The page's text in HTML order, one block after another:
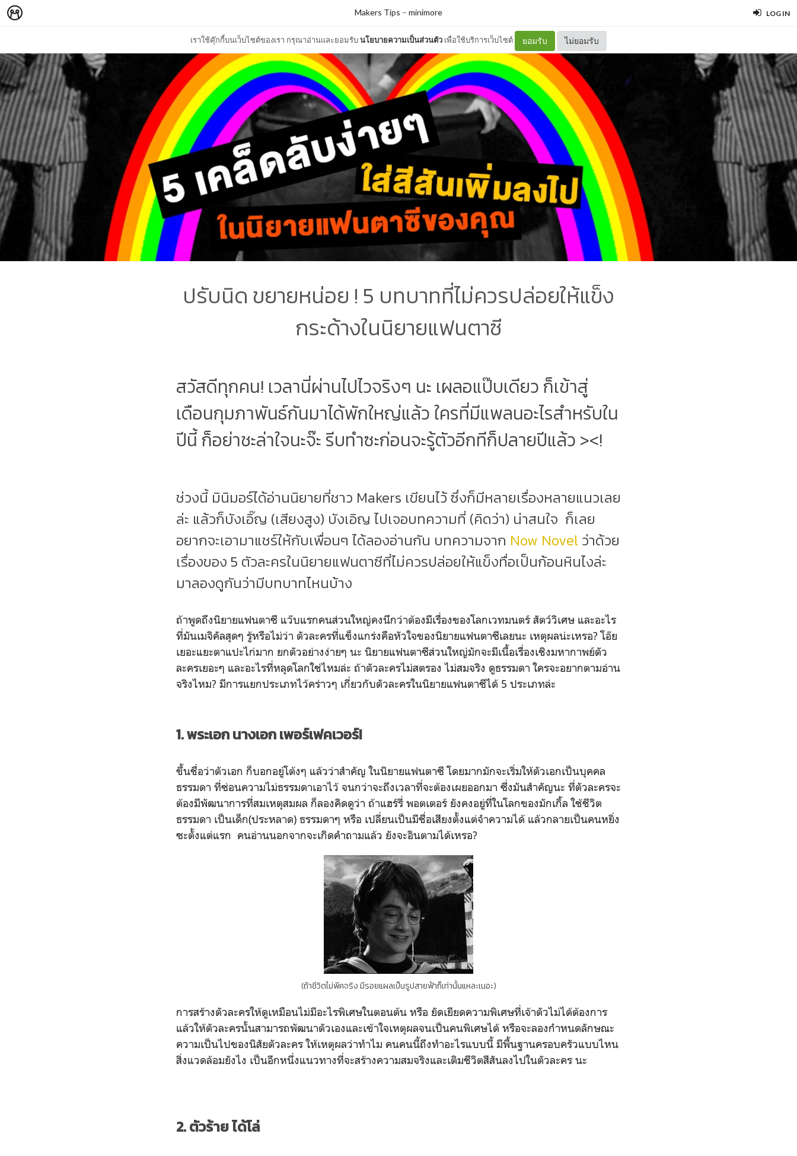
LOG IN
เราใช้คุ๊กกี้บนเว็บไซต์ของเรา กรุณาอ่านและยอมรับนโยบายความเป็นส่วนตัว เพื่อใช้บริการเว็บไซต์ ยอมรับ ไม่ยอมรับ
Makers Tips – minimore
ปรับนิด ขยายหน่อย ! 5 บทบาทที่ไม่ควรปล่อยให้แข็ง
กระด้างในนิยายแฟนตาซี
สวัสดีทุกคน! เวลานี่ผ่านไปไวจริงๆ นะ เผลอแป๊บเดียว ก็เข้าสู่
เดือนกุมภาพันธ์กันมาได้พักใหญ่แล้ว ใครที่มีแพลนอะไรสำหรับใน
ปีนี้ ก็อย่าชะล่าใจนะจ๊ะ รีบทำซะก่อนจะรู้ตัวอีกทีก็ปลายปีแล้ว ><!
ช่วงนี้ มินิมอร์ได้อ่านนิยายที่ชาว Makers เขียนไว้ ซึ่งก็มีหลายเรื่องหลายแนวเลย
ล่ะ แล้วก็บังเอิ๊ญ (เสียงสูง) บังเอิญ ไปเจอบทความที่ (คิดว่า) น่าสนใจ ก็เลย
อยากจะเอามาแชร์ให้กับเพื่อนๆ ได้ลองอ่านกัน บทความจาก Now Novel ว่าด้วย
เรื่องของ 5 ตัวละครในนิยายแฟนตาซีที่ไม่ควรปล่อยให้แข็งทื่อเป็นก้อนหินไงล่ะ
มาลองดูกันว่ามีบทบาทไหนบ้าง
ถ้าพูดถึงนิยายแฟนตาซี แว๊บแรกคนส่วนใหญ่คงนึกว่าต้องมีเรื่องของโลกเวทมนตร์ สัตว์วิเศษ และอะไร
ที่มันเมจิคัลสุดๆ รู้หรือไม่ว่า ตัวละครที่แข็งแกร่งคือหัวใจของนิยายแฟนตาซีเลยนะ เหตุผลน่ะเหรอ? โอ๊ย
เยอะแยะตาแปะไก่มาก ยกตัวอย่างง่ายๆ นะ นิยายแฟนตาซีส่วนใหญ่มักจะมีเนื้อเรื่องเชิงมหากาพย์ตัว
ละครเยอะๆ และอะไรที่หลุดโลกใช่ไหมล่ะ ถ้าตัวละครไม่สตรอง ไม่สมจริง ดูธรรมดา ใครจะอยากตามอ่าน
จริงไหม? มีการแยกประเภทไว้คร่าวๆ เกี่ยวกับตัวละครในนิยายแฟนตาซีได้ 5 ประเภทล่ะ
1. พระเอก นางเอก เพอร์เฟคเวอร์!
ขึ้นชื่อว่าตัวเอก ก็บอกอยู่โต้งๆ แล้วว่าสำคัญ ในนิยายแฟนตาซี โดยมากมักจะเริ่มให้ตัวเอกเป็นบุคคล
ธรรมดา ที่ซ่อนความไม่ธรรมดาเอาไว้ จนกว่าจะถึงเวลาที่จะต้องเผยออกมา ซึ่งมันสำคัญนะ ที่ตัวละครจะ
ต้องมีพัฒนาการที่สมเหตุสมผล ก็ลองคิดดูว่า ถ้าแฮร์รี่ พอตเตอร์ ยังคงอยู่ที่ในโลกของมักเกิ้ล ใช้ชีวิต
ธรรมดา เป็นเด็ก(ประหลาด) ธรรมดาๆ หรือ เปลี่ยนเป็นมีชื่อเสียงตั้งแต่จำความได้ แล้วกลายเป็นคนหยิ่ง
ซะตั้งแต่แรก คนอ่านนอกจากจะเกิดคำถามแล้ว ยังจะอินตามได้เหรอ?
(ถ้าชีวิตไม่พีคจริง มีรอยแผลเป็นรูปสายฟ้าก็เท่านั้นแหละเนอะ)
การสร้างตัวละครให้ดูเหมือนไม่มีอะไรพิเศษในตอนต้น หรือ ยัดเยียดความพิเศษที่เจ้าตัวไม่ได้ต้องการ
แล้วให้ตัวละครนั้นสามารถพัฒนาตัวเองและเข้าใจเหตุผลจนเป็นคนพิเศษได้ หรือจะลองกำหนดลักษณะ
ความเป็นไปของนิสัยตัวละคร ให้เหตุผลว่าทำไม คนคนนี้ถึงทำอะไรแบบนี้ มีพื้นฐานครอบครัวแบบไหน
สิ่งแวดล้อมยังไง เป็นอีกหนึ่งแนวทางที่จะสร้างความสมจริงและเติมชีวิตสีสันลงไปในตัวละคร นะ
2. ตัวร้าย ได้โล่